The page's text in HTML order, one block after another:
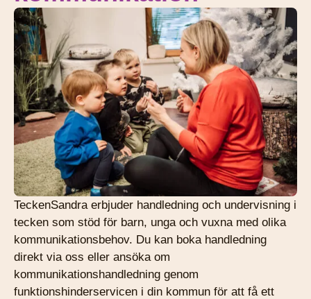
TeckenSandra erbjuder handledning och undervisning i
tecken som stöd för barn, unga och vuxna med olika
kommunikationsbehov. Du kan boka handledning
direkt via oss eller ansöka om
kommunikationshandledning genom
funktionshinderservicen i din kommun för att få ett